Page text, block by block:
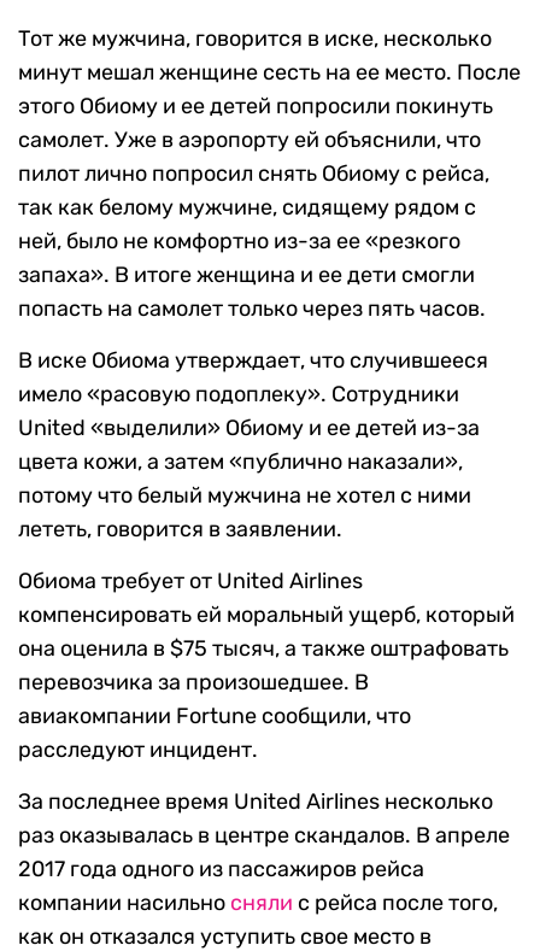
Тот же мужчина, говорится в иске, несколько
минут мешал женщине сесть на ее место. После
этого Обиому и ее детей попросили покинуть
самолет. Уже в аэропорту ей объяснили, что
пилот лично попросил снять Обиому с рейса,
так как белому мужчине, сидящему рядом с
ней, было не комфортно из-за ее «резкого
запаха». В итоге женщина и ее дети смогли
попасть на самолет только через пять часов.
В иске Обиома утверждает, что случившееся
имело «расовую подоплеку». Сотрудники
United «выделили» Обиому и ее детей из-за
цвета кожи, а затем «публично наказали»,
потому что белый мужчина не хотел с ними
лететь, говорится в заявлении.
Обиома требует от United Airlines
компенсировать ей моральный ущерб, который
она оценила в $75 тысяч, а также оштрафовать
перевозчика за произошедшее. В
авиакомпании Fortune сообщили, что
расследуют инцидент.
За последнее время United Airlines несколько
раз оказывалась в центре скандалов. В апреле
2017 года одного из пассажиров рейса
компании насильно сняли с рейса после того,
как он отказался уступить свое место в